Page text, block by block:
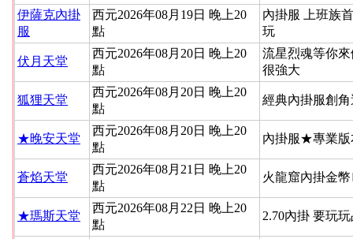
伊薩克內掛
服
西元2026年08月19日 晚上20
點
內掛服 上班族
玩
伏月天堂
西元2026年08月20日 晚上20
點
流星烈魂等你
很強大
狐狸天堂
西元2026年08月20日 晚上20
點
經典內掛服創
★晚安天堂
西元2026年08月20日 晚上20
點
內掛服★專業
蒼焰天堂
西元2026年08月21日 晚上20
點
火龍窟內掛金
★瑪斯天堂
西元2026年08月22日 晚上20
點
2.70內掛 要玩